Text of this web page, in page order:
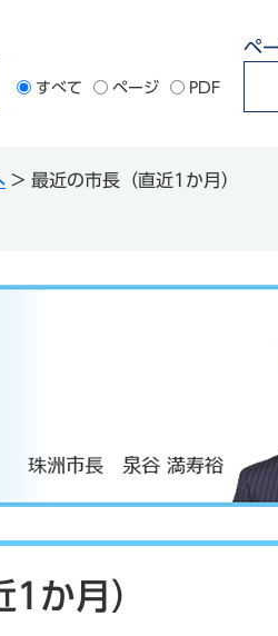
すべて ページ PDF
ペ
> 最近の市長（直近1か月）
か月）